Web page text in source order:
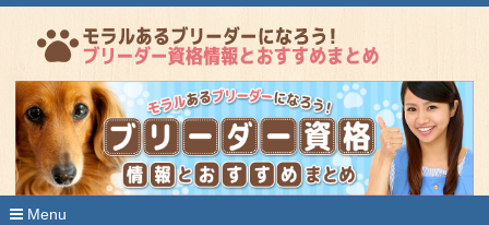
ブリーダー資格
ペットの血統を守り、健康に育て、飼い主となる方に届ける
な役割を担うブリーダーは動物好きの方にとって憧れの職業
よね！当サイトでは、ブリーダーになるために必要な情報と
すめの資格・講座についてわかりやすく解説していきます。
Menu